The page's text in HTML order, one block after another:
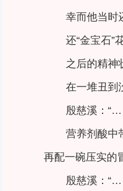
幸而他当时
还“金宝石
之后的精
在一堆丑到
殷慈溪：
营养剂酸中
再配一碗压实的
殷慈溪：